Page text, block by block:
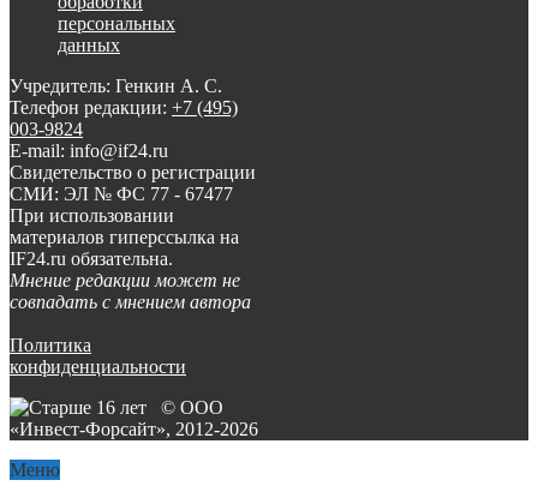
персональных
данных
Учредитель: Генкин А. С.
Телефон редакции: +7 (495)
003-9824
E-mail: info@if24.ru
Свидетельство о регистрации
СМИ: ЭЛ № ФС 77 - 67477
При использовании
материалов гиперссылка на
IF24.ru обязательна.
Мнение редакции может не
совпадать с мнением автора
Политика
конфиденциальности
© ООО
«Инвест-Форсайт», 2012-2026
Меню